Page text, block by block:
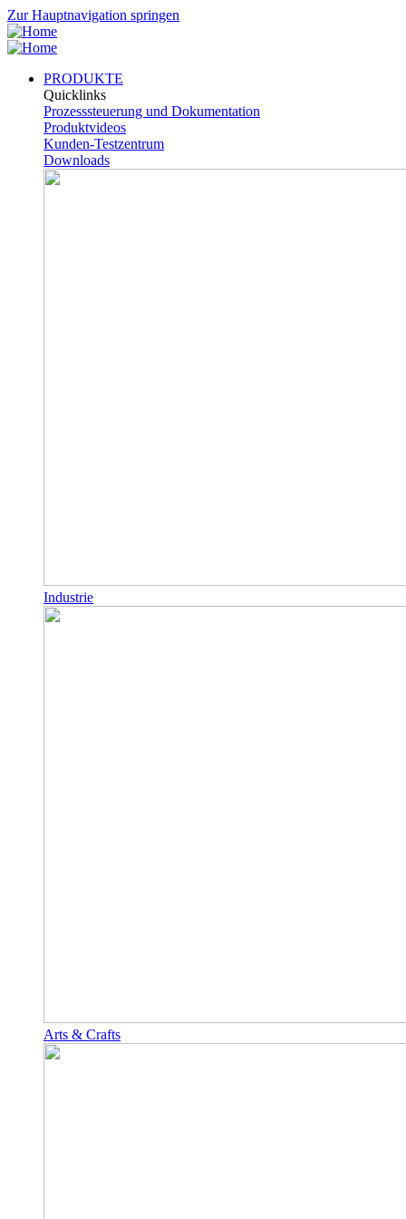
Zur Hauptnavigation springen
PRODUKTE
Quicklinks
Prozesssteuerung und Dokumentation
Produktvideos
Kunden-Testzentrum
Downloads
Industrie
Arts & Crafts